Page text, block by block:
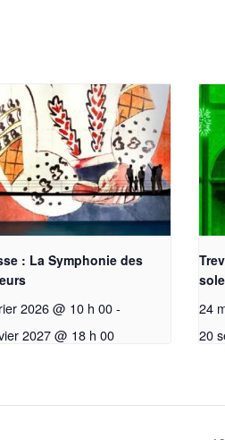
: La Symphonie des
2026 @ 10 h 00 -
2027 @ 18 h 00
24
20